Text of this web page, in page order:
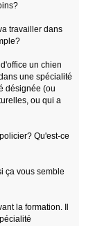
travailler dans
un chien
une spécialité
désignée (ou
ou qui a
Qu'est-ce
ça vous semble
la formation. Il